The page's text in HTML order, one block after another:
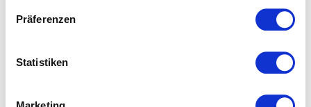
Präferenzen
Statistiken
1000, 2610, 8099, 2349, 4580, 4033, 9050, 8031, 978,
Spannbettlaken mit 4% Elasthan 150x200: auch passend
für 140/160x200/220 Spannbettlaken mit 4% Elasthan